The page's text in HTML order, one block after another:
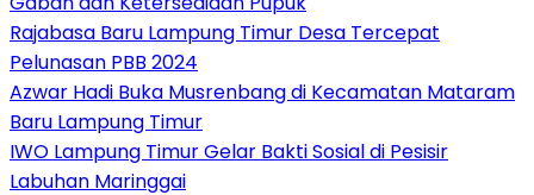
Rajabasa Baru Lampung Timur Desa Tercepat
Pelunasan PBB 2024
Azwar Hadi Buka Musrenbang di Kecamatan Mataram
Baru Lampung Timur
IWO Lampung Timur Gelar Bakti Sosial di Pesisir
Labuhan Maringgai